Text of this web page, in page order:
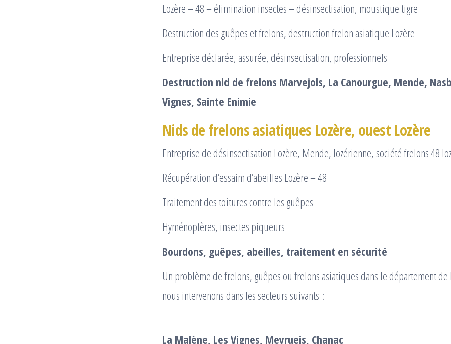
Lozère – 48 – élimination insectes – désinsectisation, moustique tigre
Destruction des guêpes et frelons, destruction frelon asiatique Lozère
Entreprise déclarée, assurée, désinsectisation, professionnels
Destruction nid de frelons Marvejols, La Canourgue, Mende,
Vignes, Sainte Enimie
Nids de frelons asiatiques Lozère, ouest Lozère
Entreprise de désinsectisation Lozère, Mende, lozérienne, société frelons 48
Récupération d’essaim d’abeilles Lozère – 48
Traitement des toitures contre les guêpes
Hyménoptères, insectes piqueurs
Bourdons, guêpes, abeilles, traitement en sécurité
Un problème de frelons, guêpes ou frelons asiatiques dans le département de
nous intervenons dans les secteurs suivants :
La Malène, Les Vignes, Meyrueis, Chanac